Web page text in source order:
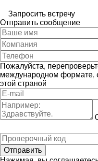
Запросить встречу
Отправить сообщение
Пожалуйста,
международном формате,
этой страной